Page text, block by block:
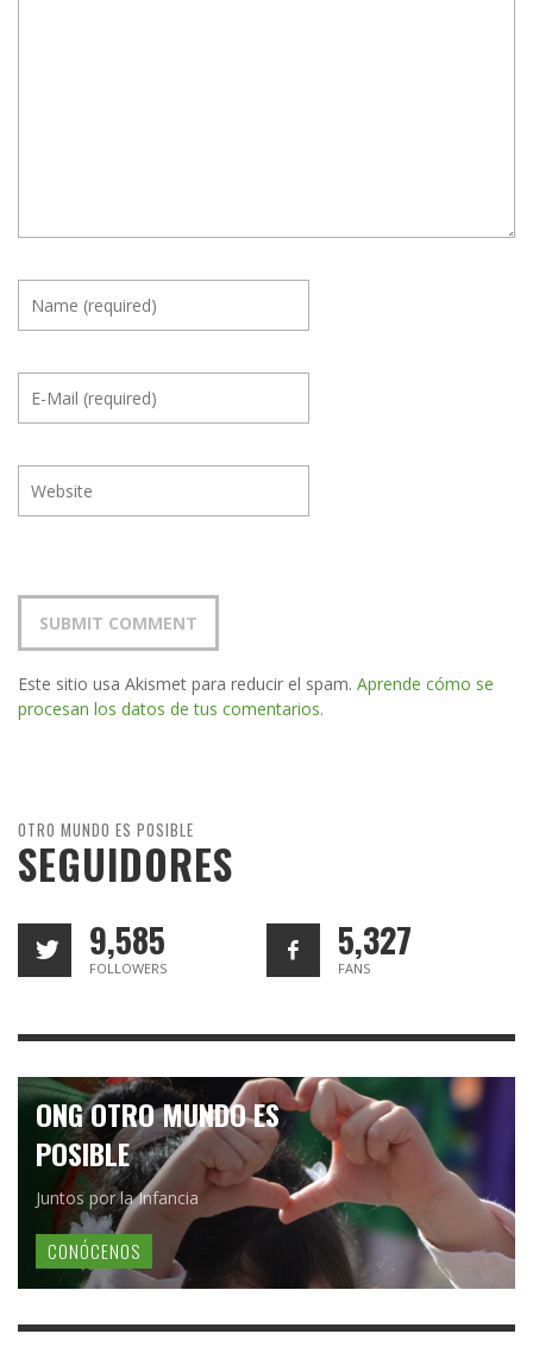
Este sitio usa Akismet para reducir el spam. Aprende cómo se
procesan los datos de tus comentarios.
OTRO MUNDO ES POSIBLE
SEGUIDORES
9,585
FOLLOWERS
5,327
FANS
ONG OTRO MUNDO ES
POSIBLE
Juntos por la Infancia
CONÓCENOS